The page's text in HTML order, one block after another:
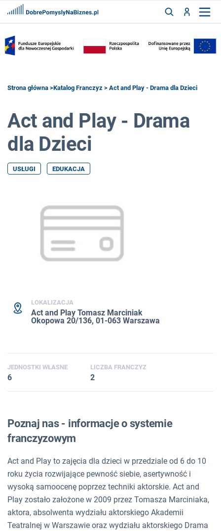
ZALOGUJ
ZAREJESTRUJ
FRANCZYZY
Strona główna >Katalog Franczyz > Act and Play - Drama dla Dzieci
Act and Play - Drama
dla Dzieci
USŁUGI EDUKACJA
LOKALIZACJA
Act and Play Tomasz Marciniak
Okopowa 20/136, 01-063 Warszawa
JEDNOSTKI WŁASNE
6
LICZBA FRANCZYZ
2
Poznaj nas - informacje o systemie
franczyzowym
Act and Play to zajęcia dla dzieci w przedziale od 6 do 10
roku życia rozwijające pewność siebie, asertywność i
wysoką samoocenę poprzez techniki aktorskie. Act and
Play zostało założone w 2009 przez Tomasza Marciniaka,
aktora, absolwenta wydziału aktorskiego Akademii
Teatralnej w Warszawie oraz wydziału aktorskiego Drama